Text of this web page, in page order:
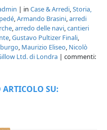
| in Case & Arredi,Storia,
,Armando Brasini,arredi
,arredo delle navi,cantieri
,Gustavo Pultizer Finali,
, Maurizio Eliseo, Nicolò
Ltd. di Londra | commenti:
SU: